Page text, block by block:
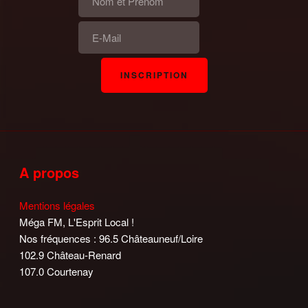
A propos
Mentions légales
Méga FM, L'Esprit Local !
Nos fréquences : 96.5 Châteauneuf/Loire
102.9 Château-Renard
107.0 Courtenay